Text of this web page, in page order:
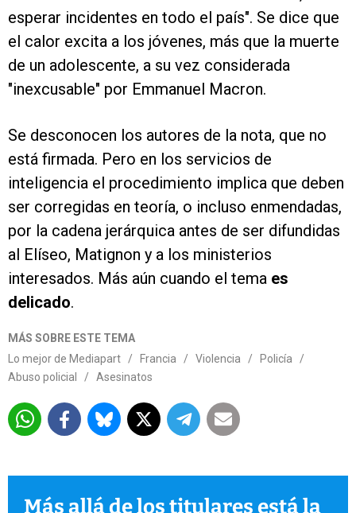
esperar incidentes en todo el país". Se dice que
el calor excita a los jóvenes, más que la muerte
de un adolescente, a su vez considerada
"inexcusable" por Emmanuel Macron.
Se desconocen los autores de la nota, que no
está firmada. Pero en los servicios de
inteligencia el procedimiento implica que deben
ser corregidas en teoría, o incluso enmendadas,
por la cadena jerárquica antes de ser difundidas
al Elíseo, Matignon y a los ministerios
interesados. Más aún cuando el tema es
delicado.
MÁS SOBRE ESTE TEMA
Lo mejor de Mediapart
/ Francia / Violencia / Policía
/
Abuso policial
/ Asesinatos
Más allá de los titulares está la